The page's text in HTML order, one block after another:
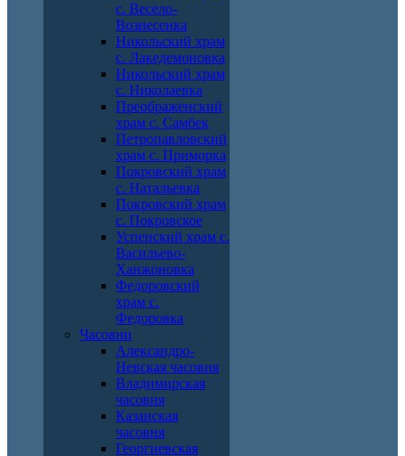
с. Весело-
Вознесенка
Никольский храм
с. Лакедемоновка
Никольский храм
с. Николаевка
Преображенский
храм с. Самбек
Петропавловский
храм с. Приморка
Покровский храм
с. Натальевка
Покровский храм
с. Покровское
Успенский храм с.
Васильево-
Ханжоновка
Федоровский
храм с.
Федоровка
Часовни
Александро-
Невская часовня
Владимирская
часовня
Казанская
часовня
Георгиевская